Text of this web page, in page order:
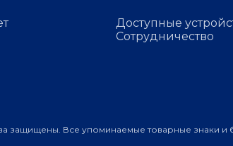
Доступные
Сотрудничество
защищены. Все упоминаемые товарные знаки и